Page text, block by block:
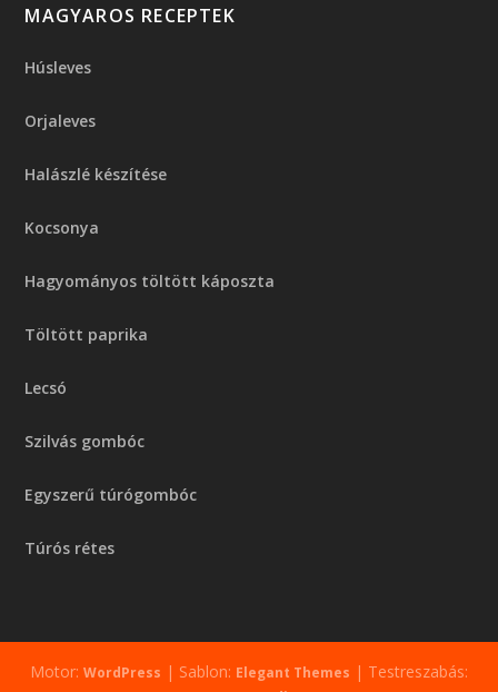
MAGYAROS RECEPTEK
Húsleves
Orjaleves
Halászlé készítése
Kocsonya
Hagyományos töltött káposzta
Töltött paprika
Lecsó
Szilvás gombóc
Egyszerű túrógombóc
Túrós rétes
Motor: WordPress | Sablon: Elegant Themes | Testreszabás: